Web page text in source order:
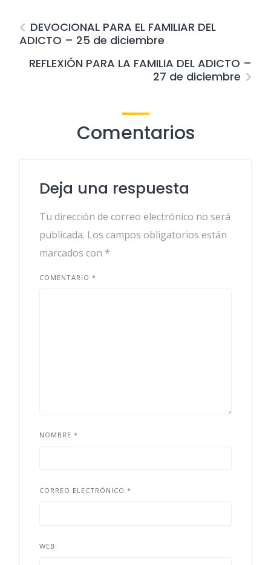
DEVOCIONAL PARA EL FAMILIAR DEL
ADICTO – 25 de diciembre
REFLEXIÓN PARA LA FAMILIA DEL ADICTO –
27 de diciembre
Comentarios
Deja una respuesta
Tu dirección de correo electrónico no será
publicada. Los campos obligatorios están
marcados con *
COMENTARIO *
NOMBRE *
CORREO ELECTRÓNICO *
WEB